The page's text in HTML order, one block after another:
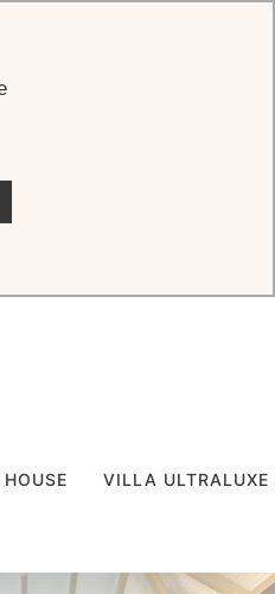
VILLA ULTRALUXE